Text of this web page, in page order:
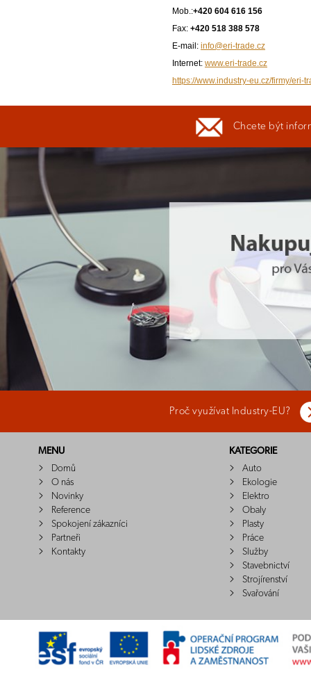
Mob.:+420 604 616 156
Fax: +420 518 388 578
E-mail: info@eri-trade.cz
Internet: www.eri-trade.cz
https://www.industry-eu.cz/firmy/eri-
Chcete být
Proč využívat Industry-EU?
MENU
Domů
O nás
Novinky
Reference
Spokojení zákazníci
Partneři
Kontakty
KATEGORIE
Auto
Ekologie
Elektro
Obaly
Plasty
Práce
Služby
Stavebnictví
Strojírenství
Svařování